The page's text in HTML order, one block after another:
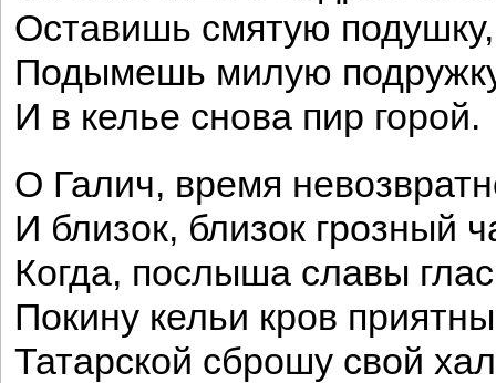
Оставишь смятую подушку,
Подымешь милую
И в келье снова пир горой.
О Галич, время
И близок, близок грозный
Когда, послыша славы
Покину кельи кров
Татарской сброшу свой